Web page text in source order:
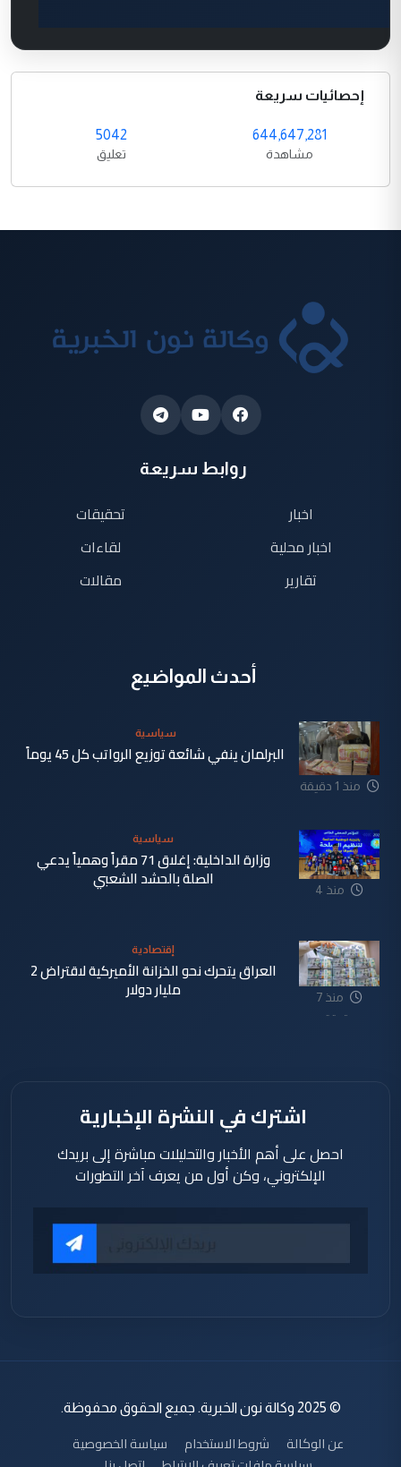
إحصائيات سريعة
644,647,281
مشاهدة
5042
تعليق
روابط سريعة
اخبار
اخبار محلية
تقارير
تحقيقات
لقاءات
مقالات
أحدث المواضيع
منذ 1 دقيقة
سياسية
البرلمان ينفي شائعة توزيع الرواتب كل 45 يوماً
منذ 4
سياسية
وزارة الداخلية: إغلاق 71 مقراً وهمياً يدعي
الصلة بالحشد الشعبي
منذ 7
دقيقة
إقتصادية
العراق يتحرك نحو الخزانة الأميركية لاقتراض 2
مليار دولار
اشترك في النشرة الإخبارية
احصل على أهم الأخبار والتحليلات مباشرة إلى بريدك
الإلكتروني، وكن أول من يعرف آخر التطورات
© 2025 وكالة نون الخبرية. جميع الحقوق محفوظة.
عن الوكالة شروط الاستخدام
سياسة الخصوصية